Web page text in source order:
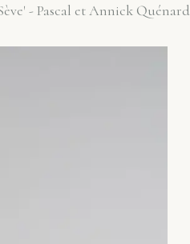
- Pascal et Annick Quénard